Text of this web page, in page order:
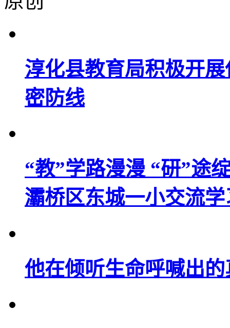
淳化县教育局积极开
密防线
“教”学路漫漫 “研”
灞桥区东城一小交流学
他在倾听生命呼喊出